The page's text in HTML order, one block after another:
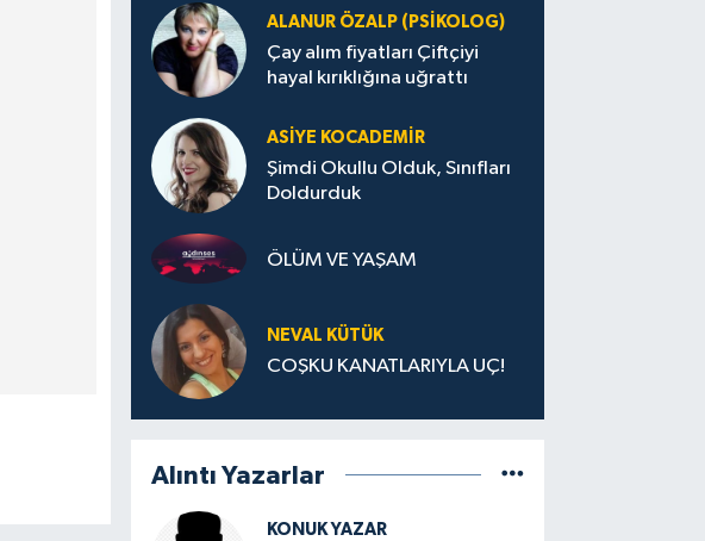
ALANUR ÖZALP (PSIKOLOG)
Çay alım fiyatları Çiftçiyi
hayal kırıklığına uğrattı
ASIYE KOCADEMİR
Şimdi Okullu Olduk, Sınıfları
Doldurduk
ÖLÜM VE YAŞAM
NEVAL KÜTÜK
COŞKU KANATLARIYLA UÇ!
Alıntı Yazarlar
KONUK YAZAR